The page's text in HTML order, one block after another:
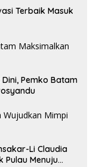
Terbaik Masuk
Pemko Batam
Li Claudia
Pulau Menuju